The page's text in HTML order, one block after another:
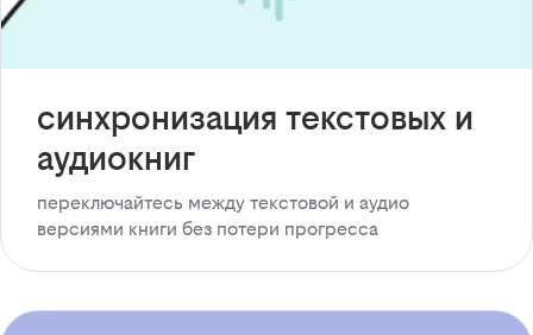
синхронизация текстовых и
аудиокниг
переключайтесь между текстовой и аудио
версиями книги без потери прогресса